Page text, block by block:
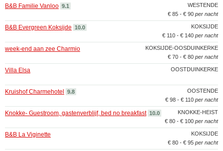
WESTENDE
B&B Familie Vanloo 9.1
€ 85 - € 90 per nacht
KOKSIJDE
B&B Evergreen Koksijde 10.0
€ 110 - € 140 per nacht
KOKSIJDE-OOSDUINKERKE
week-end aan zee Charmio
€ 70 - € 80 per nacht
OOSTDUINKERKE
Villa Elsa
OOSTENDE
Kruishof Charmehotel
9.8
€ 98 - € 110 per nacht
KNOKKE-HEIST
Knokke- Guestroom, gastenverblijf, bed no breakfast 10.0
€ 80 - € 100 per nacht
KOKSIJDE
B&B La Viginette
€ 80 - € 95 per nacht